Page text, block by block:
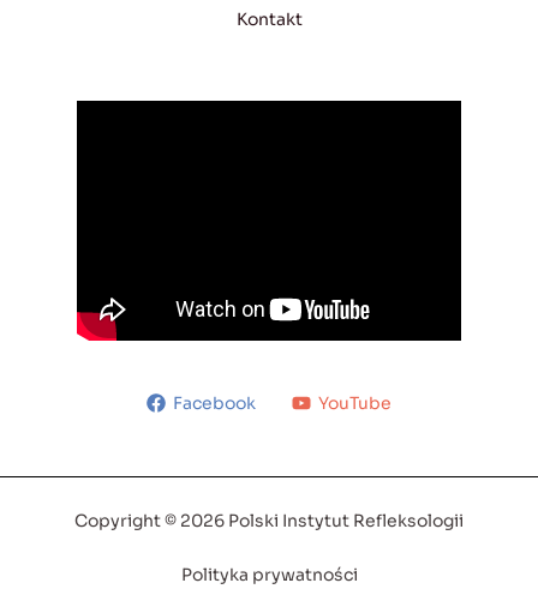
Kontakt
Facebook YouTube
Copyright © 2026 Polski Instytut Refleksologii
Polityka prywatności